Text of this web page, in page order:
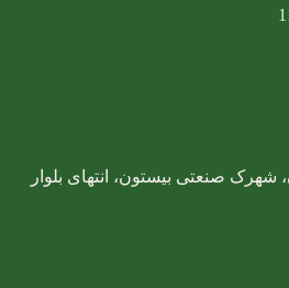
بیستون، شهرک صنعتی بیستون، انتهای بلوار